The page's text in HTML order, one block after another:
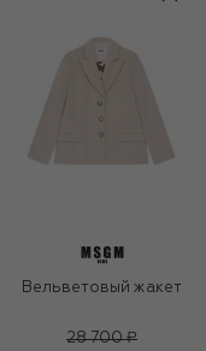
Вельветовый жакет
28 700 ₽